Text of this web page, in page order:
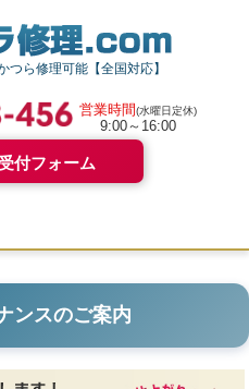
つら修理可能【全国対応】
営業時間(水曜日定休)
9:00～16:00
付フォーム
ンスのご案内